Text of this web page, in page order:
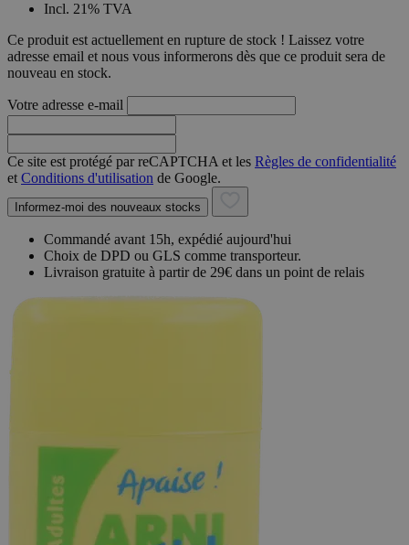
Incl. 21% TVA
Ce produit est actuellement en rupture de stock ! Laissez votre
adresse email et nous vous informerons dès que ce produit sera de
nouveau en stock.
Votre adresse e-mail
Ce site est protégé par reCAPTCHA et les Règles de confidentialité
et Conditions d'utilisation de Google.
Informez-moi des nouveaux stocks
Commandé avant 15h, expédié aujourd'hui
Choix de DPD ou GLS comme transporteur.
Livraison gratuite à partir de 29€ dans un point de relais